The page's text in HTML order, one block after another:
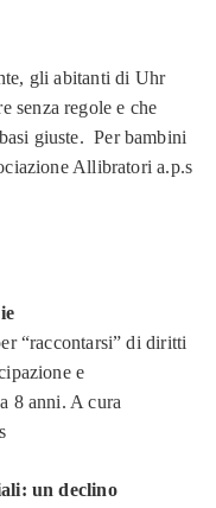
gli abitanti di Uhr
senza regole e che
giuste. Per bambini
Allibratori a.p.s
“raccontarsi” di diritti
e
8 anni. A cura
un declino